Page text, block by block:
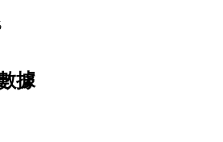
的永續合約
及大宗商品衍生性商品
據